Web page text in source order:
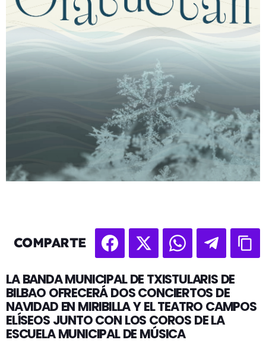
COMPARTE
LA BANDA MUNICIPAL DE TXISTULARIS DE
BILBAO OFRECERÁ DOS CONCIERTOS DE
NAVIDAD EN MIRIBILLA Y EL TEATRO CAMPOS
ELÍSEOS JUNTO CON LOS COROS DE LA
ESCUELA MUNICIPAL DE MÚSICA